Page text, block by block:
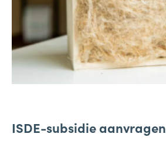
ISDE-subsidie aanvragen